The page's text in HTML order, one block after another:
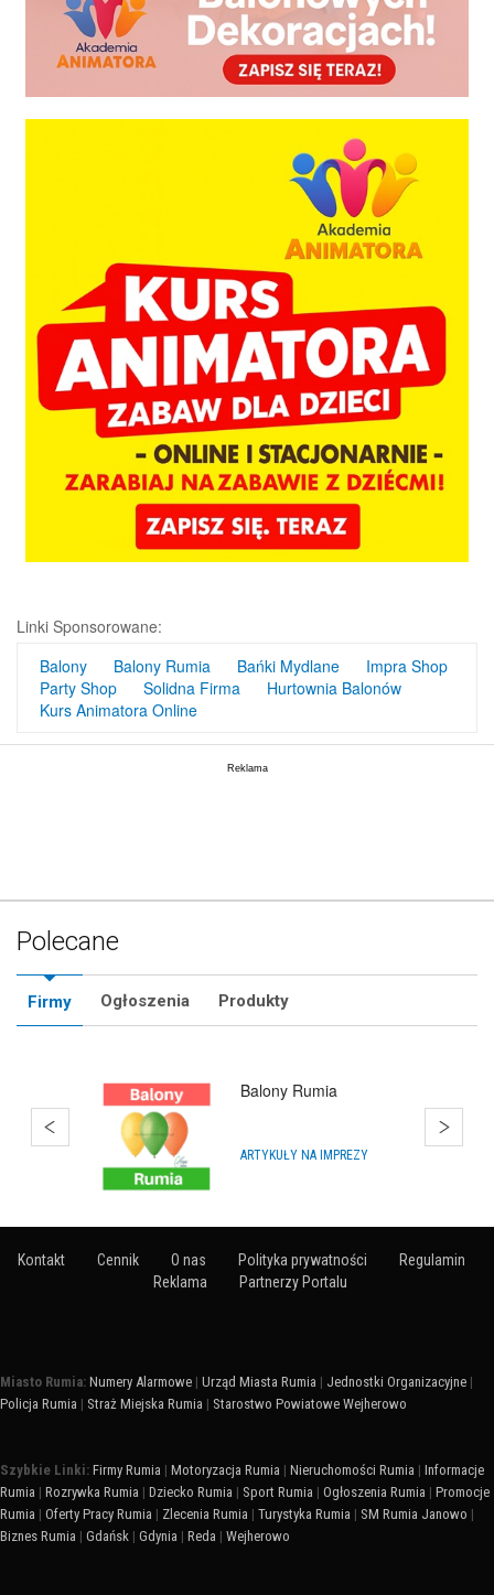
Linki Sponsorowane:
Balony
Balony Rumia Bańki Mydlane
Impra Shop
Party Shop
Solidna Firma
Hurtownia Balonów
Kurs Animatora Online
Polecane
Firmy Ogłoszenia Produkty
Balony Rewa
IMPREZY, WYDARZENIA
Kontakt Cennik O nas Polityka prywatności
Regulamin
Reklama
Partnerzy Portalu
Miasto Rumia: Numery Alarmowe | Urząd Miasta Rumia | Jednostki Organizacyjne |
Policja Rumia | Straż Miejska Rumia | Starostwo Powiatowe Wejherowo
Szybkie Linki: Firmy Rumia | Motoryzacja Rumia | Nieruchomości Rumia | Informacje
Rumia | Rozrywka Rumia | Dziecko Rumia | Sport Rumia | Ogłoszenia Rumia | Promocje
Rumia | Oferty Pracy Rumia | Zlecenia Rumia | Turystyka Rumia | SM Rumia Janowo |
Biznes Rumia | Gdańsk | Gdynia | Reda | Wejherowo